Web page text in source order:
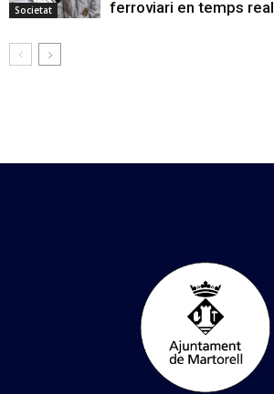
Societat
ferroviari en temps real